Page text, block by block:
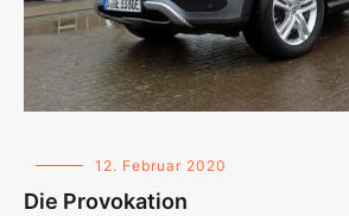
12. Februar 2020
Die Provokation